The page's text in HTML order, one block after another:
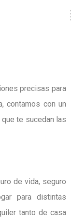
precisas para
contamos con un
te sucedan las
de vida, seguro
para distintas
tanto de casa